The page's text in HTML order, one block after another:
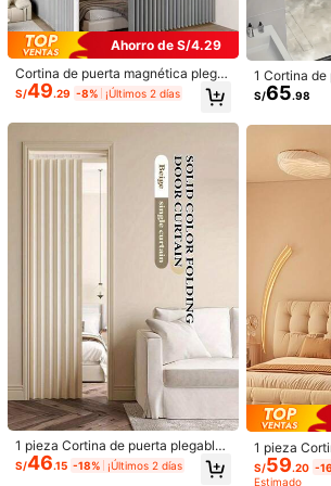
8***6 Tipo de Estilo:
太薄，如果可以厚ㄧ點就完美了
Detalles Del Producto
Policloruro de vinilo
JiaShiDIfan
71 Seguidores
71 Seguidores
71 Seguidores
71 Seguidores
seguidoHace 1 día
4.75
71 Seguidores
4.75 71 Seguidores
4.75 71 Seguidores
4.75 71 Seguidores
4.75 71 Seguidores
893 Vendido recientemente
También Podría Gustarte
Herramientas & Mejoras
Ahorro de S/4.29
Cortina de puerta magnética plega
ble multicolor, cortina de ducha esti
lo bohemio, cortina blackout sin bar
ra de moda, adecuada para sala de
os, para decoración del hogar
S/49.29 -8% ¡Últimos 2 días
1 pieza Cortina de puerta plegable
magnética, divisor de habitación de
tela engrosada, ganchos y correas i
S/46.15 -18% ¡Últimos 2 días
1 Cortina
a, cortina
a de viento,
decuada
orios y
estar de
iones de
S/65.98
1 pieza
ión plegable
de tela
S/59.20 -
Estimado